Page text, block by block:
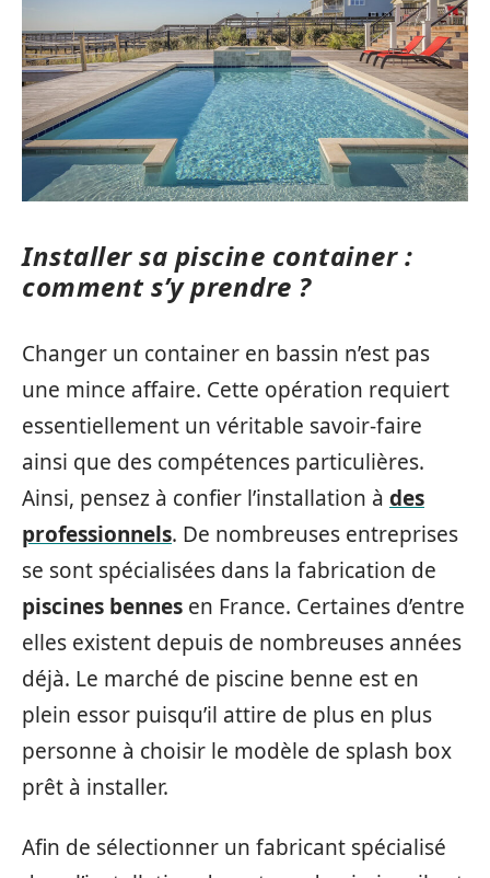
Installer sa piscine container :
comment s’y prendre ?
Changer un container en bassin n’est pas
une mince affaire. Cette opération requiert
essentiellement un véritable savoir-faire
ainsi que des compétences particulières.
Ainsi, pensez à confier l’installation à des
professionnels. De nombreuses entreprises
se sont spécialisées dans la fabrication de
piscines bennes en France. Certaines d’entre
elles existent depuis de nombreuses années
déjà. Le marché de piscine benne est en
plein essor puisqu’il attire de plus en plus
personne à choisir le modèle de splash box
prêt à installer.
Afin de sélectionner un fabricant spécialisé